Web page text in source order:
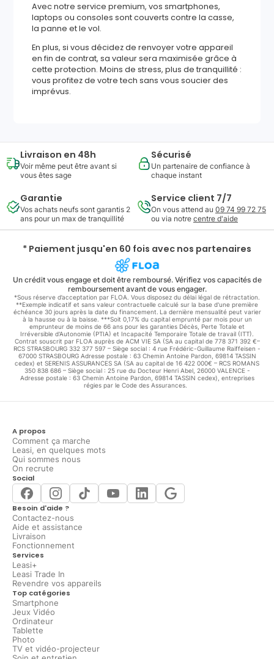
Avec notre service premium, vos smartphones,
laptops ou consoles sont couverts contre la casse,
la panne et le vol.
En plus, si vous décidez de renvoyer votre appareil
en fin de contrat, sa valeur sera maximisée grâce à
cette protection. Moins de stress, plus de tranquillité :
vous profitez de votre tech sans vous soucier des
imprévus.
Livraison en 48h
Voir même peut être avant si
vous êtes sage
Sécurisé
Un partenaire de confiance à
chaque instant
Garantie
Vos achats neufs sont garantis 2
ans pour un max de tranquillité
Service client 7/7
On vous attend au 09 74 99 72 75
ou via notre centre d'aide
* Paiement jusqu'en 60 fois avec nos partenaires
Un crédit vous engage et doit être remboursé. Vérifiez vos capacités de
remboursement avant de vous engager.
*Sous réserve d’acceptation par FLOA. Vous disposez du délai légal de rétractation.
**Exemple indicatif et sans valeur contractuelle calculé sur la base d'une première
échéance 30 jours après la date du financement. La dernière mensualité peut varier
à la hausse ou à la baisse. ***Soit 0,17% du capital emprunté par mois pour un
emprunteur de moins de 66 ans pour les garanties Décès, Perte Totale et
Irréversible d'Autonomie (PTIA) et Incapacité Temporaire Totale de travail (ITT).
Contrat souscrit par FLOA auprès de ACM VIE SA (SA au capital de 778 371 392 €–
RCS STRASBOURG 332 377 597 – Siège social : 4 rue Frédéric-Guillaume Raiffeisen -
67000 STRASBOURG Adresse postale : 63 Chemin Antoine Pardon, 69814 TASSIN
cedex) et SERENIS ASSURANCES SA (SA au capital de 16 422 000€ – RCS ROMANS
350 838 686 – Siège social : 25 rue du Docteur Henri Abel, 26000 VALENCE -
Adresse postale : 63 Chemin Antoine Pardon, 69814 TASSIN cedex), entreprises
régies par le Code des Assurances.
A propos
Comment ça marche
Leasi, en quelques mots
Qui sommes nous
On recrute
Social
Besoin d'aide ?
Contactez-nous
Aide et assistance
Livraison
Fonctionnement
Services
Leasi+
Leasi Trade In
Revendre vos appareils
Top catégories
Smartphone
Jeux Vidéo
Ordinateur
Tablette
Photo
TV et vidéo-projecteur